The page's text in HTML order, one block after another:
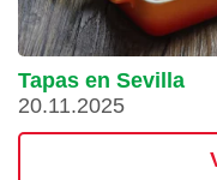
Tapas en Sevilla
20.11.2025